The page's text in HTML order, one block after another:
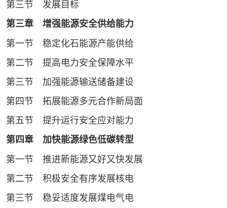
第三节 发展目标
第三章 增强能源安全供给能力
第一节 稳定化石能源产能供给
第二节 提高电力安全保障水平
第三节 加强能源输送储备建设
第四节 拓展能源多元合作新局面
第五节 提升运行安全应对能力
第四章 加快能源绿色低碳转型
第一节 推进新能源又好又快发展
第二节 积极安全有序发展核电
第三节 稳妥适度发展煤电气电